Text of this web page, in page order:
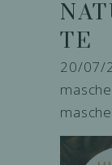
TE
20/07/